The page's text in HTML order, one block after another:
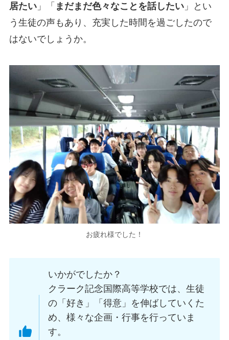
居たい」「 まだまだ色々なことを話したい」とい
う生徒の声もあり、充実した時間を過ごしたので
はないでしょうか。
お疲れ様でした！
いかがでしたか？
クラーク記念国際高等学校では、生徒
の「好き」「得意」を伸ばしていくた
め、様々な企画・行事を行っていま
す。